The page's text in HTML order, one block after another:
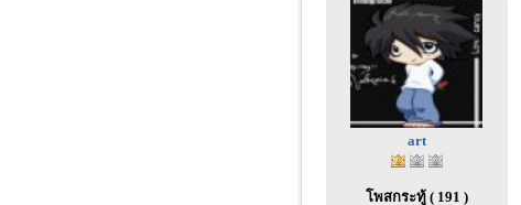
art
โพสกระทู้ ( 191 )